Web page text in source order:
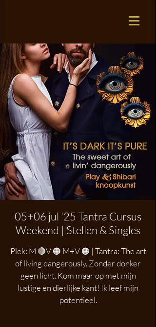
05+06 jul '25 Tantra Cursus
Weekend | Stellen & Singles
Plek: M 🔴V 🟠 M+V 🟠 | Tantra: The art
of living dangerously. Zonder donker
geen licht. Kom maar op met mijn
lustige en dierlijke kant! Ik leef mijn
potentieel.